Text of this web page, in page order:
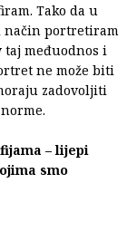
Tako da u
način portretiram
međuodnos i
ne može biti
zadovoljiti
– lijepi
smo